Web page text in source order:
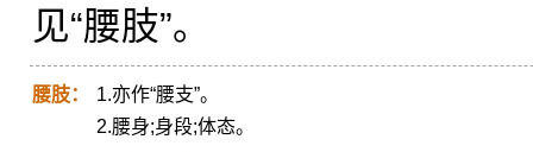
见“腰肢”。
腰肢：
1.亦作“腰支”。
2.腰身;身段;体态。